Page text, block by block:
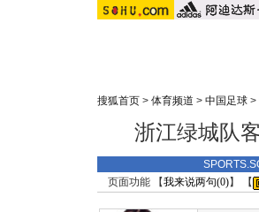
搜狐首页 > 体育频道 > 中国足球 >
浙江绿城队
页面功能 【我来说两句(0)】 【